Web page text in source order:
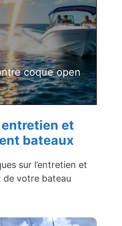
coque open
et
bateaux
sur l’entretien et
de votre bateau